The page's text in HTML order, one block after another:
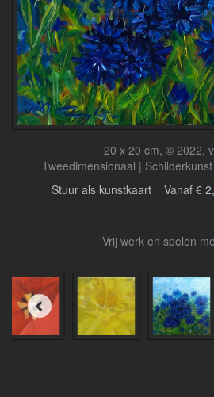
20 x 20 cm, © 2022,
Tweedimensionaal |
Stuur als kunstkaart Vanaf €
Vrij werk en spelen